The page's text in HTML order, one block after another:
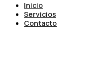
Inicio
Servicios
Contacto